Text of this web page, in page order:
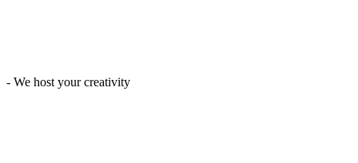
- We host your creativity